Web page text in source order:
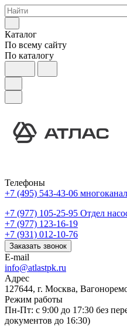
Каталог
По всему сайту
По каталогу
Телефоны
+7 (495) 543-43-06
+7 (977) 105-25-95 Отдел
+7 (977) 123-16-19
+7 (931) 012-10-76
Заказать звонок
E-mail
info@atlastpk.ru
Адрес
127644, г. Москва,
Режим работы
Пн-Пт: с 9:00 до 17:30 без
документов до 16:30)